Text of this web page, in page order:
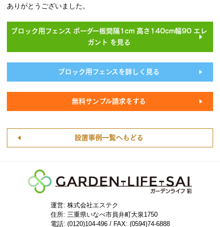
ありがとうございました。
ブロック用フェンス ボーダー板間隔1cm 高さ140cm幅90 エレ
ガント を見る
ブロック用フェンスを詳しく見る
無料サンプル請求をする
設置事例一覧へもどる
運営: 株式会社エステク
住所: 三重県いなべ市員弁町大泉1750
電話: (0120)104-496 / FAX: (0594)74-6888